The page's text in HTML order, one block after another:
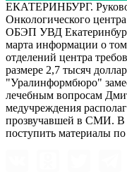
ЕКАТЕРИНБУРГ.
Онкологического
ОБЭП УВД
марта информации о
отделений центра
размере 2,7 тысяч
"Уралинформбюро"
лечебным вопросам
медучреждения
прозвучавшей в СМИ. В
поступить материалы